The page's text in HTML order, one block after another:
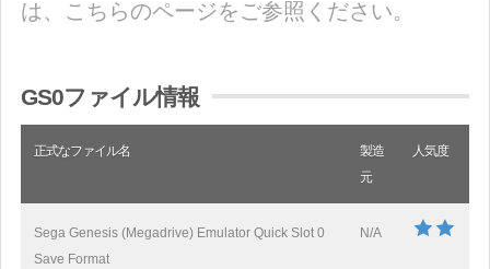
は、こちらのページをご参照ください。
GS0ファイル情報
正式なファイル名
製造
元
人気度
Sega Genesis (Megadrive) Emulator Quick Slot 0
Save Format
N/A